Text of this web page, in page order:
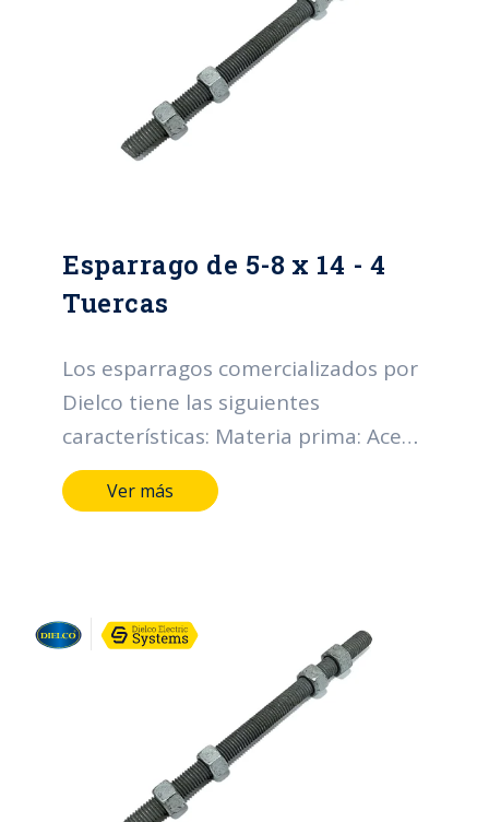
promedio (micras): 53. Grado de
recubrimiento: High grade. Normas:
NTC y RETIE.
Esparrago de 5-8 x 14 - 4
Tuercas
Los esparragos comercializados por
Dielco tiene las siguientes
características: Materia prima: Acero
SAE 1010-1020 Diámetro nominal
rosca UNC (D) (pulgadas): Desde 1/2
caliente. Espesor mínimo individual
(micras): 43. Espesor mínimo
promedio (micras): 53. Grado de
recubrimiento: High grade. Normas:
NTC y RETIE.
Ver más